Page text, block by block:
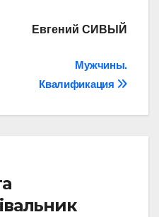
Евгений СИВЫЙ
Мужчины.
Квалификация